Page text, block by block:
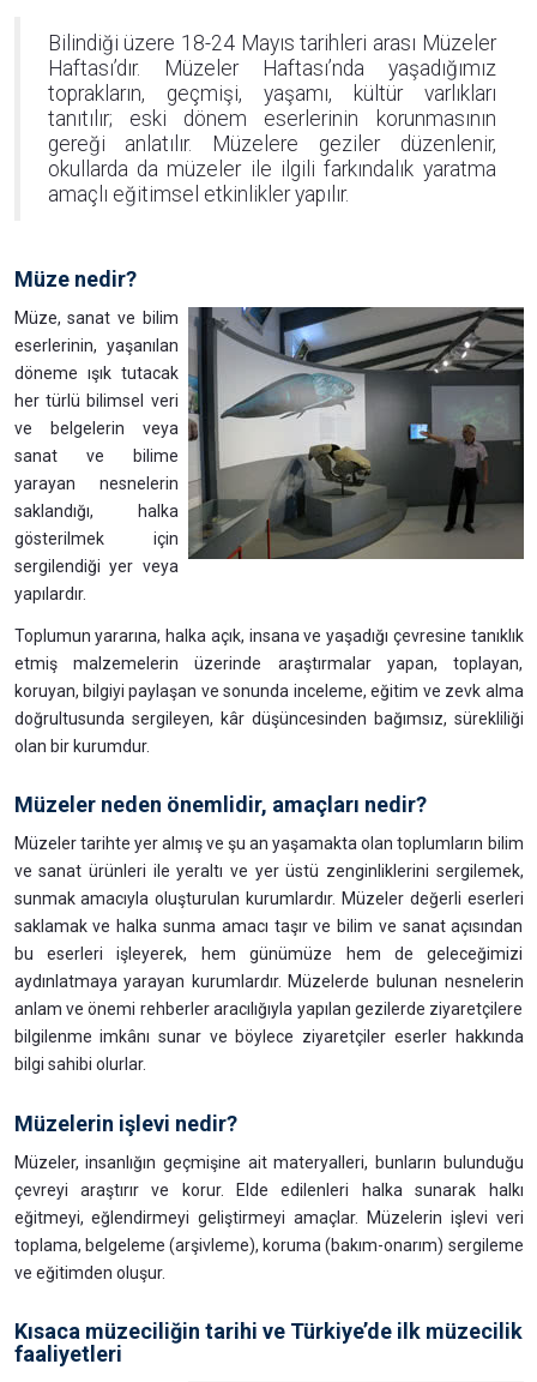
Bilindiği üzere 18-24 Mayıs tarihleri arası Müzeler
Haftası’dır. Müzeler Haftası’nda yaşadığımız
toprakların, geçmişi, yaşamı, kültür varlıkları
tanıtılır; eski dönem eserlerinin korunmasının
gereği anlatılır. Müzelere geziler düzenlenir,
okullarda da müzeler ile ilgili farkındalık yaratma
amaçlı eğitimsel etkinlikler yapılır.
Müze nedir?
Müze, sanat ve bilim
eserlerinin, yaşanılan
döneme ışık tutacak
her türlü bilimsel veri
ve belgelerin veya
sanat ve bilime
yarayan nesnelerin
saklandığı, halka
gösterilmek için
sergilendiği yer veya
yapılardır.
Toplumun yararına, halka açık, insana ve yaşadığı çevresine tanıklık
etmiş malzemelerin üzerinde araştırmalar yapan, toplayan,
koruyan, bilgiyi paylaşan ve sonunda inceleme, eğitim ve zevk alma
doğrultusunda sergileyen, kâr düşüncesinden bağımsız, sürekliliği
olan bir kurumdur.
Müzeler neden önemlidir, amaçları nedir?
Müzeler tarihte yer almış ve şu an yaşamakta olan toplumların bilim
ve sanat ürünleri ile yeraltı ve yer üstü zenginliklerini sergilemek,
sunmak amacıyla oluşturulan kurumlardır. Müzeler değerli eserleri
saklamak ve halka sunma amacı taşır ve bilim ve sanat açısından
bu eserleri işleyerek, hem günümüze hem de geleceğimizi
aydınlatmaya yarayan kurumlardır. Müzelerde bulunan nesnelerin
anlam ve önemi rehberler aracılığıyla yapılan gezilerde ziyaretçilere
bilgilenme imkânı sunar ve böylece ziyaretçiler eserler hakkında
bilgi sahibi olurlar.
Müzelerin işlevi nedir?
Müzeler, insanlığın geçmişine ait materyalleri, bunların bulunduğu
çevreyi araştırır ve korur. Elde edilenleri halka sunarak halkı
eğitmeyi, eğlendirmeyi geliştirmeyi amaçlar. Müzelerin işlevi veri
toplama, belgeleme (arşivleme), koruma (bakım-onarım) sergileme
ve eğitimden oluşur.
Kısaca müzeciliğin tarihi ve Türkiye’de ilk müzecilik
faaliyetleri